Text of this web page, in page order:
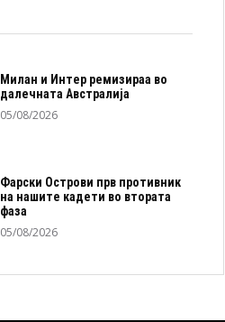
Милан и Интер ремизираа во
далечната Австралија
05/08/2026
Фарски Острови прв противник
на нашите кадети во втората
фаза
05/08/2026